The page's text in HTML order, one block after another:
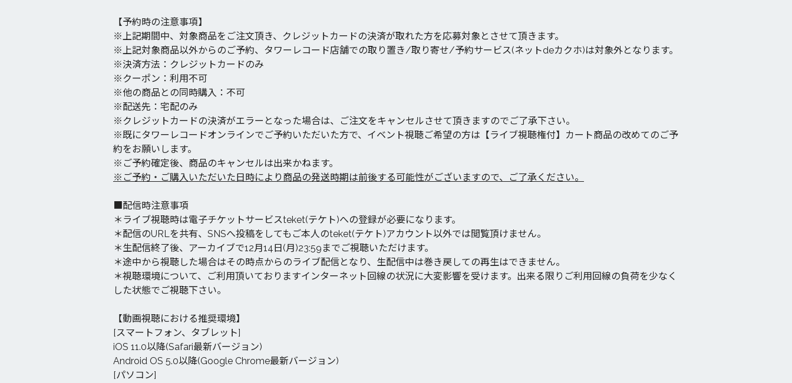
【予約時の注意事項】
※上記期間中、対象商品をご注文頂き、クレジットカードの決済が取れた方を応募対象とさせて頂きます。
※上記対象商品以外からのご予約、タワーレコード店舗での取り置き/取り寄せ/予約サービス(ネットdeカクホ)は対象外となります。
※決済方法：クレジットカードのみ
※クーポン：利用不可
※他の商品との同時購入：不可
※配送先：宅配のみ
※クレジットカードの決済がエラーとなった場合は、ご注文をキャンセルさせて頂きますのでご了承下さい。
※既にタワーレコードオンラインでご予約いただいた方で、イベント視聴ご希望の方は【ライブ視聴権付】カート商品の改めてのご予
約をお願いします。
※ご予約確定後、商品のキャンセルは出来かねます。
※ご予約・ご購入いただいた日時により商品の発送時期は前後する可能性がございますので、ご了承ください。
■配信時注意事項
＊ライブ視聴時は電子チケットサービスteket(テケト)への登録が必要になります。
＊配信のURLを共有、SNSへ投稿をしてもご本人のteket(テケト)アカウント以外では閲覧頂けません。
＊生配信終了後、アーカイブで12月14日(月)23:59までご視聴いただけます。
＊途中から視聴した場合はその時点からのライブ配信となり、生配信中は巻き戻しての再生はできません。
＊視聴環境について、ご利用頂いておりますインターネット回線の状況に大変影響を受けます。出来る限りご利用回線の負荷を少なく
した状態でご視聴下さい。
【動画視聴における推奨環境】
[スマートフォン、タブレット]
iOS 11.0以降(Safari最新バージョン)
Android OS 5.0以降(Google Chrome最新バージョン)
[パソコン]